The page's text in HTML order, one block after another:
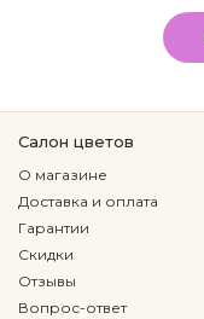
Салон цветов
О магазине
Доставка и оплата
Гарантии
Скидки
Отзывы
Вопрос-ответ